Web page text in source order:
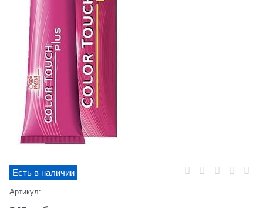
Есть в наличии
Артикул: